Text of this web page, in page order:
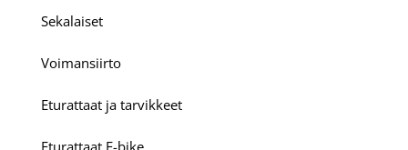
Sekalaiset
Voimansiirto
Eturattaat ja tarvikkeet
Eturattaat E-bike